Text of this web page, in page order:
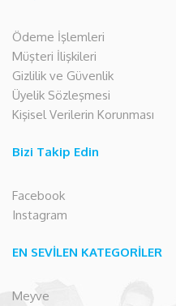
Ödeme İşlemleri
Müşteri İlişkileri
Gizlilik ve Güvenlik
Üyelik Sözleşmesi
Kişisel Verilerin Korunması
Bizi Takip Edin
Facebook
Instagram
EN SEVİLEN KATEGORİLER
Meyve